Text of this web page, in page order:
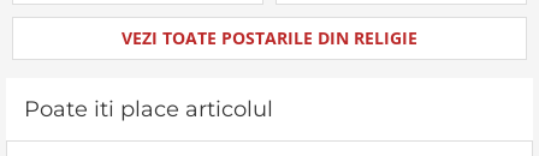
postura aceasta. M-am
gândit, de multe ori, chiar
când mergeam pe
Beiuşului, prima
înzestrat pe om, creatura
Sa, cu cinci simţuri. Ceea ce
nu vedem simţim, sau
VEZI TOATE POSTARILE DIN RELIGIE
Poate iti place articolul